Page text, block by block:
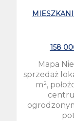
158
Mapa
sprzedaż
m²,